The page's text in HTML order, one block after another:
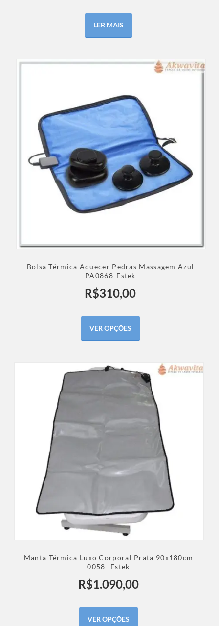
LER MAIS
Bolsa Térmica Aquecer Pedras Massagem Azul
PA0868-Estek
R$310,00
VER OPÇÕES
Manta Térmica Luxo Corporal Prata 90x180cm
0058- Estek
R$1.090,00
VER OPÇÕES